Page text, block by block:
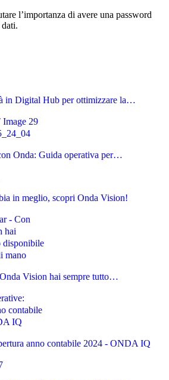
l’importanza di avere una password
in Digital Hub per ottimizzare la…
Onda: Guida operativa per…
in meglio, scopri Onda Vision!
Vision hai sempre tutto…
anno contabile 2024 - ONDA IQ